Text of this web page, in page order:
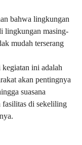
bahwa lingkungan
lingkungan masing-
mudah terserang
ini adalah
akan pentingnya
suasana
fasilitas di sekeliling